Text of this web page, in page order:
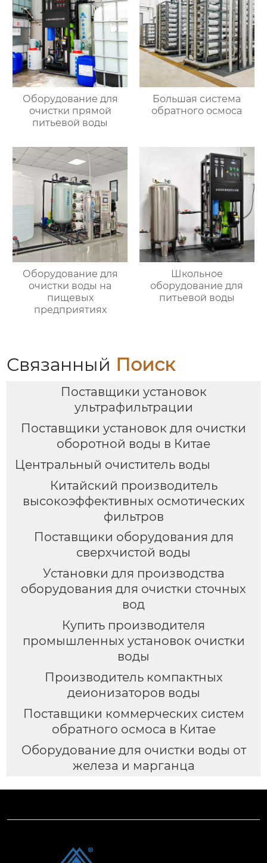
Оборудование для
очистки прямой
питьевой воды
Большая система
обратного осмоса
Оборудование для
очистки воды на
пищевых
предприятиях
Школьное
оборудование для
питьевой воды
Связанный Поиск
Поставщики установок
ультрафильтрации
Поставщики установок для очистки
оборотной воды в Китае
Центральный очиститель воды
Китайский производитель
высокоэффективных осмотических
фильтров
Поставщики оборудования для
сверхчистой воды
Установки для производства
оборудования для очистки сточных
вод
Купить производителя
промышленных установок очистки
воды
Производитель компактных
деионизаторов воды
Поставщики коммерческих систем
обратного осмоса в Китае
Оборудование для очистки воды от
железа и марганца